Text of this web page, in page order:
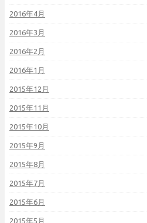
2016年4月
2016年3月
2016年2月
2016年1月
2015年12月
2015年11月
2015年10月
2015年9月
2015年8月
2015年7月
2015年6月
2015年5月